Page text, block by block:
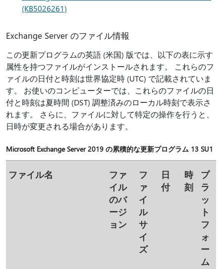
(KB5026261)
Exchange Server のファイル情報
この更新プログラムの英語 (米国) 版では、以下の表に示す
属性を持つファイルがインストールされます。 これらのフ
ァイルの日付と時刻は世界協定時 (UTC) で記載されていま
す。 お使いのコンピューターでは、これらのファイルの日
付と時刻は夏時間 (DST) 調整済みのローカル時刻で表示さ
れます。 さらに、ファイルに対して特定の操作を行うと、
日時が変更される場合があります。
Microsoft Exchange Server 2019 の累積的な更新プログラム 13 SU1
ファイル名
ファ
イル
のバ
ージ
ョン
フ
ァ
イ
ル
サ
イ
ズ
日
付
時
刻
プ
ラ
ッ
ト
フ
ォ
ー
ム